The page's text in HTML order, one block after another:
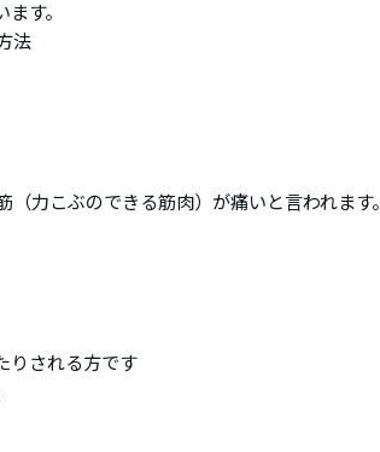
す。
法
力こぶのできる筋肉）が痛いと言われます。
りされる方です